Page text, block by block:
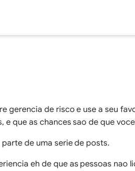
gerencia de risco e use a seu
e que as chances sao de que
parte de uma serie de posts.
eh de que as pessoas